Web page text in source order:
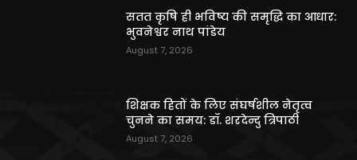
सतत कृषि ही भविष्य की समृद्धि का आधार:
भुवनेश्वर नाथ पांडेय
August 7, 2026
शिक्षक हितों के लिए संघर्षशील नेतृत्व
चुनने का समय: डॉ. शरदेन्दु त्रिपाठी
August 7, 2026